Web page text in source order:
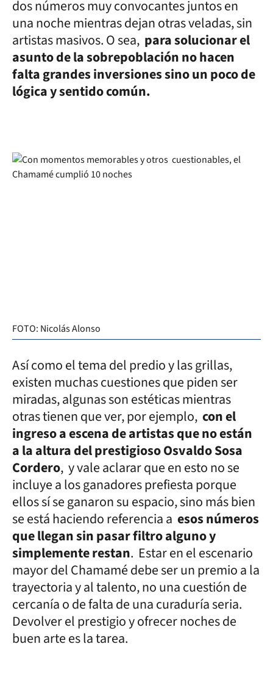
dos números muy convocantes juntos en
una noche mientras dejan otras veladas, sin
artistas masivos. O sea, para solucionar el
asunto de la sobrepoblación no hacen
falta grandes inversiones sino un poco de
lógica y sentido común.
FOTO: Nicolás Alonso
Así como el tema del predio y las grillas,
existen muchas cuestiones que piden ser
miradas, algunas son estéticas mientras
otras tienen que ver, por ejemplo, con el
ingreso a escena de artistas que no están
a la altura del prestigioso Osvaldo Sosa
Cordero, y vale aclarar que en esto no se
incluye a los ganadores prefiesta porque
ellos sí se ganaron su espacio, sino más bien
se está haciendo referencia a esos números
que llegan sin pasar filtro alguno y
simplemente restan. Estar en el escenario
mayor del Chamamé debe ser un premio a la
trayectoria y al talento, no una cuestión de
cercanía o de falta de una curaduría seria.
Devolver el prestigio y ofrecer noches de
buen arte es la tarea.